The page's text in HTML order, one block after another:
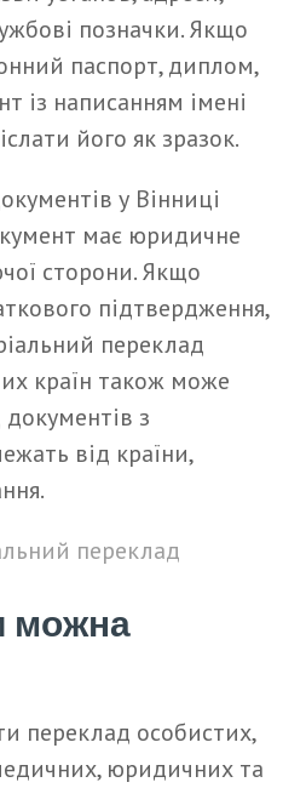
позначки. Якщо
паспорт, диплом,
із написанням імені
його як зразок.
у Вінниці
має юридичне
сторони. Якщо
підтвердження,
переклад
країн також може
з
від країни,
переклад
можна
переклад особистих,
юридичних та